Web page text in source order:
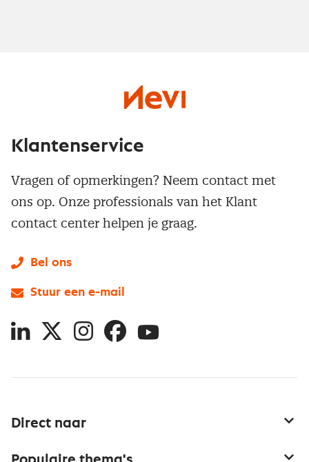
Direct naar
Klantenservice
Vragen of opmerkingen? Neem contact met
ons op. Onze professionals van het Klant
contact center helpen je graag.
Bel ons
Stuur een e-mail
LinkedIn
X InstagramFacebookYouTube